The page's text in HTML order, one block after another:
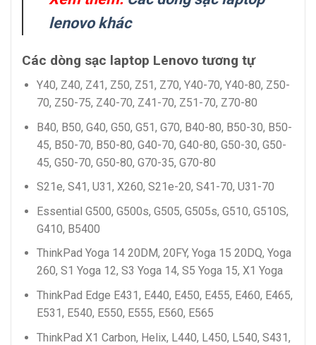
lenovo khác
Các dòng sạc laptop Lenovo tương tự
Y40, Z40, Z41, Z50, Z51, Z70, Y40-70, Y40-80, Z50-
70, Z50-75, Z40-70, Z41-70, Z51-70, Z70-80
B40, B50, G40, G50, G51, G70, B40-80, B50-30, B50-
45, B50-70, B50-80, G40-70, G40-80, G50-30, G50-
45, G50-70, G50-80, G70-35, G70-80
S21e, S41, U31, X260, S21e-20, S41-70, U31-70
Essential G500, G500s, G505, G505s, G510, G510S,
G410, B5400
ThinkPad Yoga 14 20DM, 20FY, Yoga 15 20DQ, Yoga
260, S1 Yoga 12, S3 Yoga 14, S5 Yoga 15, X1 Yoga
ThinkPad Edge E431, E440, E450, E455, E460, E465,
E531, E540, E550, E555, E560, E565
ThinkPad X1 Carbon, Helix, L440, L450, L540, S431,